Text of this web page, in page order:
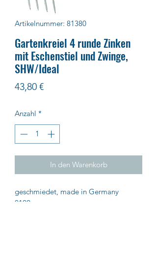
Artikelnummer: 81380
Gartenkreiel 4 runde Zinken
mit Eschenstiel und Zwinge,
SHW/Ideal
43,80 €Preis
Anzahl *
In den Warenkorb
geschmiedet, made in Germany
0122